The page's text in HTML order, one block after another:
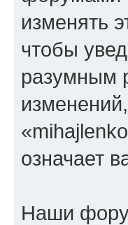
изменять
чтобы
разумным
означает
Наши